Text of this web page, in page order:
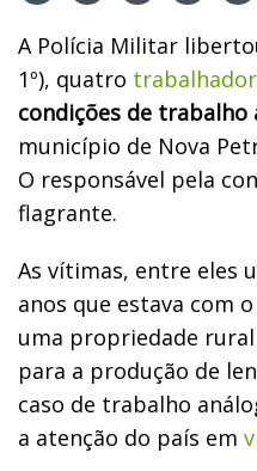
A Polícia Militar
1º), quatro
condições de trabalho
município de Nova
O responsável pela
flagrante.
As vítimas, entre eles
anos que estava com
uma propriedade
para a produção de
caso de trabalho
a atenção do país em